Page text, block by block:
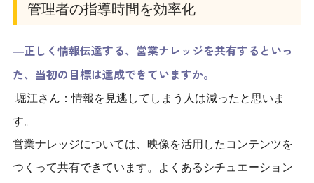
管理者の指導時間を効率化
―正しく情報伝達する、営業ナレッジを共有するといっ
た、当初の目標は達成できていますか。
堀江さん：情報を見逃してしまう人は減ったと思いま
す。
営業ナレッジについては、映像を活用したコンテンツを
つくって共有できています。よくあるシチュエーション